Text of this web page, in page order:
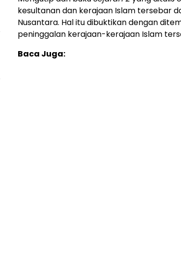
kesultanan dan kerajaan Islam tersebar
Nusantara. Hal itu dibuktikan dengan
peninggalan kerajaan-kerajaan Islam
Baca Juga: